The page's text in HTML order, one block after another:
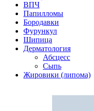
ВПЧ
Папилломы
Бородавки
Фурункул
Шипица
Дерматология
Абсцесс
Сыпь
Жировики (липома)